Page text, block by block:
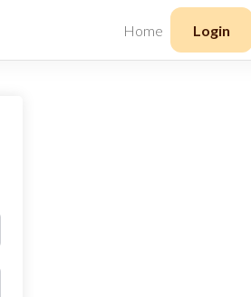
Home Login